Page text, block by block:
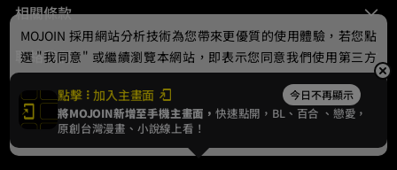
相關條款
聯絡我們
© 2024 gamania Digital Entertainment Co., Ltd.
點擊 加入主畫面 今日不再顯示
將MOJOIN新增至手機主畫面，快速點開，BL、 百合 、戀愛，
原創台灣漫畫、小說線上看！
MOJOIN 採用網站分析技術為您帶來更優質的使用體驗，若您點
選 "我同意" 或繼續瀏覽本網站，即表示您同意我們使用第三方
Cookie，欲瞭解更多資訊請見隱私權政策。
我同意